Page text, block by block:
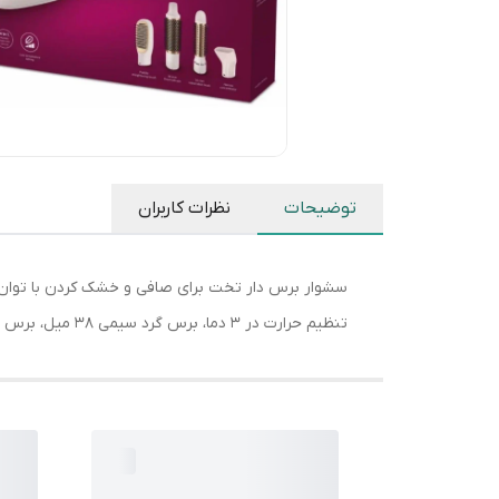
توضیحات نظرات کاربران
تنظیم حرارت در 3 دما، برس گرد سیمی 38 میل، برس گرد 30 میل، دارای سیم گردان سازنده چین